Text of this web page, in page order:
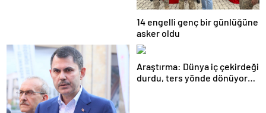
14 engelli genç bir günlüğüne
asker oldu
Araştırma: Dünya iç çekirdeği
durdu, ters yönde dönüyor